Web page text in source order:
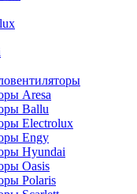
Aresa
Ballu
Electrolux
Engy
Hyundai
Oasis
Polaris